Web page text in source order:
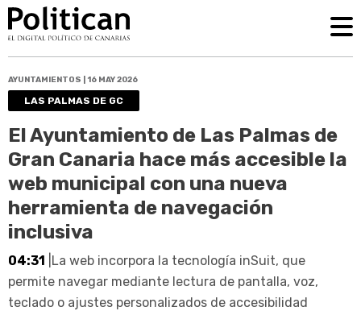
AYUNTAMIENTOS | 16 MAY 2026
LAS PALMAS DE GC
El Ayuntamiento de Las Palmas de
Gran Canaria hace más accesible la
web municipal con una nueva
herramienta de navegación
inclusiva
04:31 |La web incorpora la tecnología inSuit, que
permite navegar mediante lectura de pantalla, voz,
teclado o ajustes personalizados de accesibilidad